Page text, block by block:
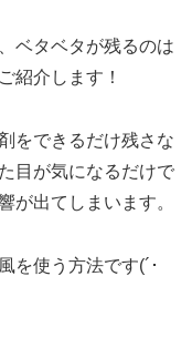
ベタベタが残るのは
紹介します！
をできるだけ残さな
目が気になるだけで
が出てしまいます。
を使う方法です(´･